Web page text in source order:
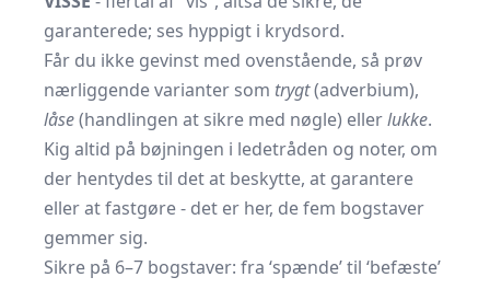
garanterede; ses hyppigt i krydsord.
Får du ikke gevinst med ovenstående, så prøv
nærliggende varianter som trygt(adverbium),
låse(handlingen at sikre med nøgle) ellerlukke.
Kig altid på bøjningen i ledetråden og noter, om
der hentydes til det at beskytte, at garantere
eller at fastgøre - det er her, de fem bogstaver
gemmer sig.
Sikre på 6–7 bogstaver: fra ‘spænde’ til ‘befæste’